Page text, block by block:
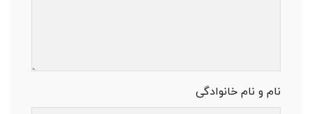
نام و نام خانوادگی